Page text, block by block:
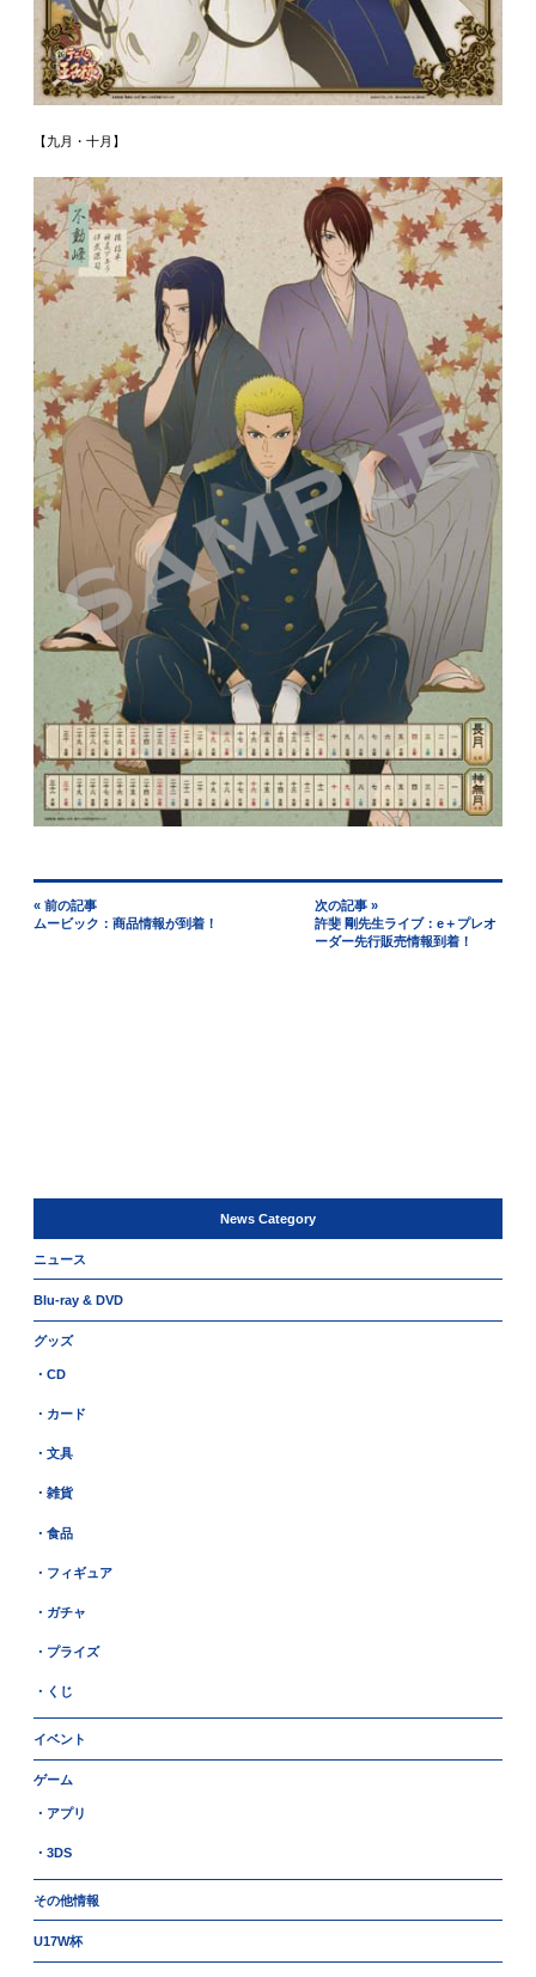
【九月・十月】
« 前の記事
ムービック：商品情報が到着！
次の記事 »
許斐 剛先生ライブ：e＋プレオ
ーダー先行販売情報到着！
News Category
ニュース
Blu-ray & DVD
グッズ
・CD
・カード
・文具
・雑貨
・食品
・フィギュア
・ガチャ
・プライズ
・くじ
イベント
ゲーム
・アプリ
・3DS
その他情報
U17W杯